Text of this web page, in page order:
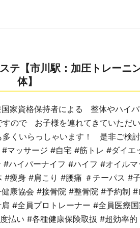
テ【市川駅：加圧トレーニ
体】
資格保持者による 整体やハイパ
ので お子様を連れてきていただ
くいらっしゃいます！ 是非ご検
マッサージ #自宅 #筋トレ #ダイエ
ハイパーナイフ #ハイフ #オイルマ
#痩身 #肩こり #腰痛 ＃チーパス #
康協会 #接骨院 #整骨院 #予約制
#全員プロトレーナー #全員医療
払い #各種健康保険取扱 #超効率